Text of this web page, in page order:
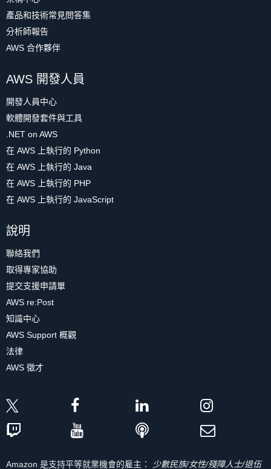
產品和技術常見問答集
分析師報告
AWS 合作夥伴
AWS 開發人員
開發人員中心
軟體開發套件與工具
.NET on AWS
在 AWS 上執行的 Python
在 AWS 上執行的 Java
在 AWS 上執行的 PHP
在 AWS 上執行的 JavaScript
說明
聯絡我們
取得專家協助
提交支援申請單
AWS re:Post
知識中心
AWS Support 概觀
法律
AWS 徵才
Amazon 是支持平等就業機會的雇主： 少數民族/女性/殘障人士/退伍